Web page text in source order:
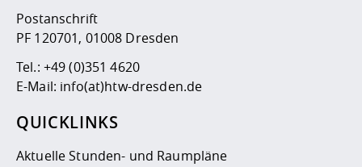
Postanschrift
PF 120701, 01008 Dresden
Tel.: +49 (0)351 4620
E-Mail: info(at)htw-dresden.de
QUICKLINKS
Aktuelle Stunden- und Raumpläne